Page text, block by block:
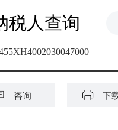
税人查询
咨询 下